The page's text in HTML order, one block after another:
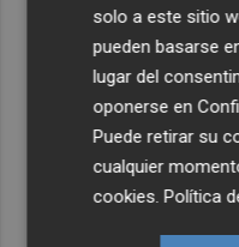
solo a este sitio
pueden basarse
lugar del
oponerse en
Puede retirar su
cualquier
cookies.Política